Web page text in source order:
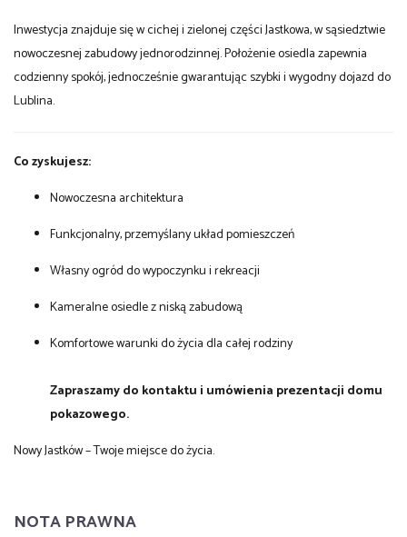
Inwestycja znajduje się w cichej i zielonej części Jastkowa, w sąsiedztwie
nowoczesnej zabudowy jednorodzinnej. Położenie osiedla zapewnia
codzienny spokój, jednocześnie gwarantując szybki i wygodny dojazd do
Lublina.
Co zyskujesz:
Nowoczesna architektura
Funkcjonalny, przemyślany układ pomieszczeń
Własny ogród do wypoczynku i rekreacji
Kameralne osiedle z niską zabudową
Komfortowe warunki do życia dla całej rodziny
Zapraszamy do kontaktu i umówienia prezentacji domu
pokazowego.
Nowy Jastków – Twoje miejsce do życia.
NOTA PRAWNA